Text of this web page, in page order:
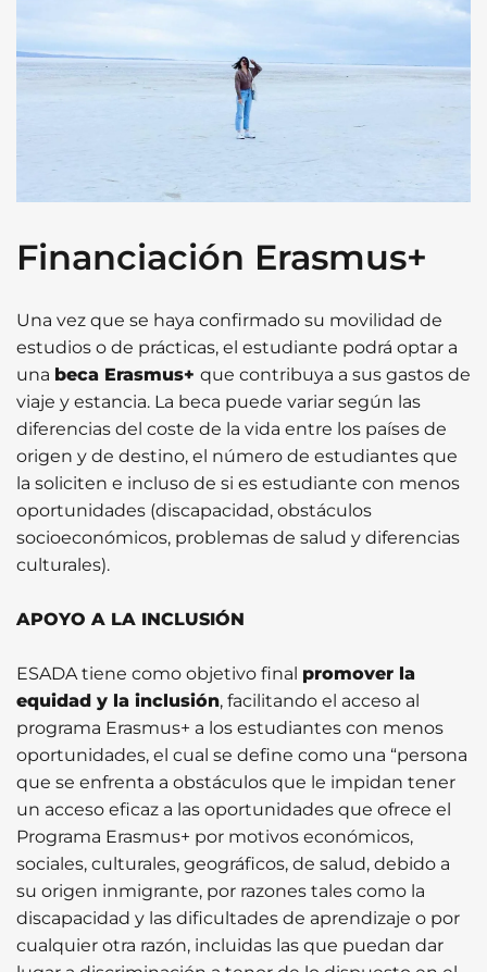
Financiación Erasmus+
Una vez que se haya confirmado su movilidad de
estudios o de prácticas, el estudiante podrá optar a
una beca Erasmus+ que contribuya a sus gastos de
viaje y estancia. La beca puede variar según las
diferencias del coste de la vida entre los países de
origen y de destino, el número de estudiantes que
la soliciten e incluso de si es estudiante con menos
oportunidades (discapacidad, obstáculos
socioeconómicos, problemas de salud y diferencias
culturales).
APOYO A LA INCLUSIÓN
ESADA tiene como objetivo final promover la
equidad y la inclusión, facilitando el acceso al
programa Erasmus+ a los estudiantes con menos
oportunidades, el cual se define como una “persona
que se enfrenta a obstáculos que le impidan tener
un acceso eficaz a las oportunidades que ofrece el
Programa Erasmus+ por motivos económicos,
sociales, culturales, geográficos, de salud, debido a
su origen inmigrante, por razones tales como la
discapacidad y las dificultades de aprendizaje o por
cualquier otra razón, incluidas las que puedan dar